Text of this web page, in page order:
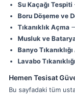
Su Kaçağı Tespiti
Boru Döşeme ve
Tıkanıklık Açma
Musluk ve
Banyo
Lavabo
Hemen Tesisat
Bu sayfadaki tüm